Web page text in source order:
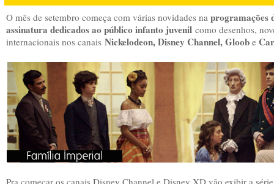
O mês de setembro começa com várias novidades na programações
assinatura dedicados ao público infanto juvenil como desenhos,
internacionais nos canais Nickelodeon, Disney Channel, Gloob e